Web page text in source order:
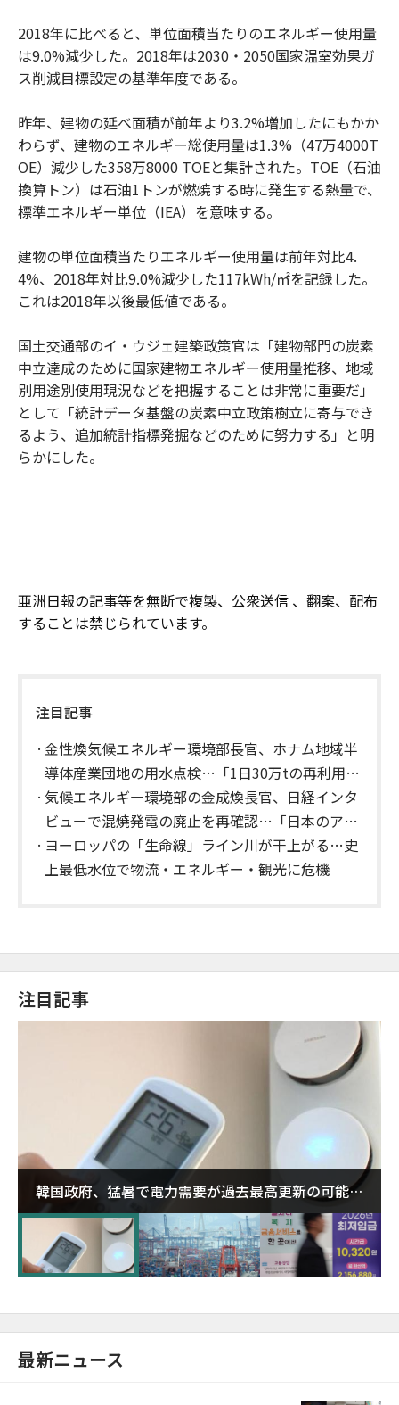
2018年に比べると、単位面積当たりのエネルギー使用量
は9.0%減少した。2018年は2030・2050国家温室効果ガ
ス削減目標設定の基準年度である。
昨年、建物の延べ面積が前年より3.2%増加したにもかか
わらず、建物のエネルギー総使用量は1.3%（47万4000T
OE）減少した358万8000 TOEと集計された。TOE（石油
換算トン）は石油1トンが燃焼する時に発生する熱量で、
標準エネルギー単位（IEA）を意味する。
建物の単位面積当たりエネルギー使用量は前年対比4.
4%、2018年対比9.0%減少した117kWh/㎡を記録した。
これは2018年以後最低値である。
国土交通部のイ・ウジェ建築政策官は「建物部門の炭素
中立達成のために国家建物エネルギー使用量推移、地域
別用途別使用現況などを把握することは非常に重要だ」
として「統計データ基盤の炭素中立政策樹立に寄与でき
るよう、追加統計指標発掘などのために努力する」と明
らかにした。
亜洲日報の記事等を無断で複製、公衆送信 、翻案、配布
することは禁じられています。
注目記事
金性煥気候エネルギー環境部長官、ホナム地域半
導体産業団地の用水点検…「1日30万tの再利用水
供給」
気候エネルギー環境部の金成煥長官、日経インタ
ビューで混焼発電の廃止を再確認…「日本のアン
モニア調達に影響の見通し」
ヨーロッパの「生命線」ライン川が干上がる…史
上最低水位で物流・エネルギー・観光に危機
注目記事
韓国政府、猛暑で電力需要が過去最高更新の可能性
に需給対応体制を点検
最新ニュース